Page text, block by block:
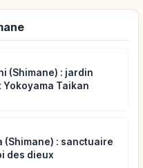
(Shimane) : jardin
Yokoyama Taikan
(Shimane) : sanctuaire
des dieux